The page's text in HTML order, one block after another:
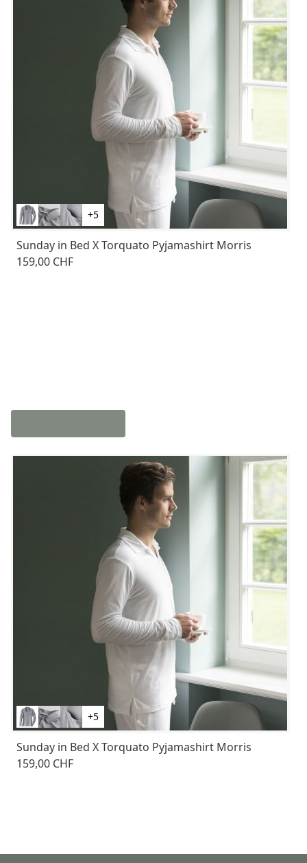
+5
Sunday in Bed X Torquato Pyjamashirt Morris
159,00 CHF
+5
Sunday in Bed X Torquato Pyjamashirt Morris
159,00 CHF